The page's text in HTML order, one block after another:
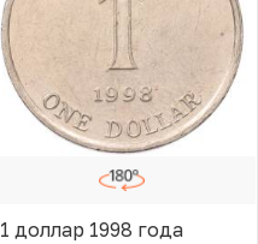
1 доллар 1998 года